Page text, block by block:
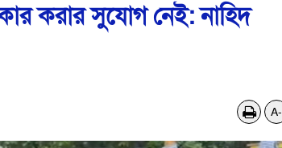
করার সুযোগ নেই: নাহিদ
A-